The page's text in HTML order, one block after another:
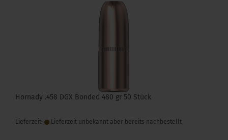
Hornady .458 DGX Bonded 480 gr 50 Stück
Lieferzeit: Lieferzeit unbekannt aber bereits nachbestellt